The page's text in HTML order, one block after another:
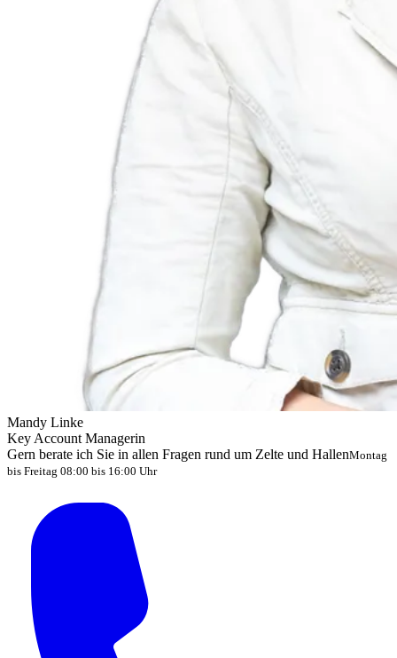
Mandy Linke
Key Account Managerin
Gern berate ich Sie in allen Fragen rund um Zelte und HallenMontag
bis Freitag 08:00 bis 16:00 Uhr